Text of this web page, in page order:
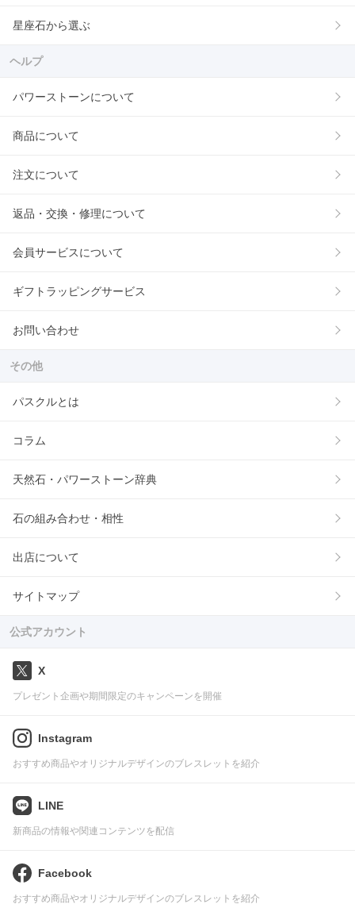
星座石から選ぶ
ヘルプ
パワーストーンについて
商品について
注文について
返品・交換・修理について
会員サービスについて
ギフトラッピングサービス
お問い合わせ
その他
パスクルとは
コラム
天然石・パワーストーン辞典
石の組み合わせ・相性
出店について
サイトマップ
公式アカウント
X
プレゼント企画や期間限定のキャンペーンを開催
Instagram
おすすめ商品やオリジナルデザインのブレスレットを紹介
LINE
新商品の情報や関連コンテンツを配信
Facebook
おすすめ商品やオリジナルデザインのブレスレットを紹介